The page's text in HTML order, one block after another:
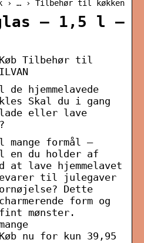
› … › Tilbehør til køkken
– 1,5 l –
Tilbehør til
hjemmelavede
Skal du i gang
eller lave
formål –
en du holder af
at lave hjemmelavet
til julegaver
Dette
form og
mønster.
nu for kun 39,95